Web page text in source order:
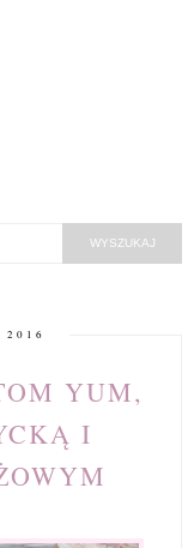
YUM,
I